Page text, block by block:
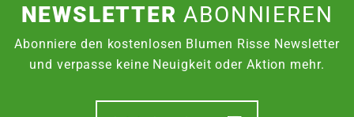
NEWSLETTERABONNIEREN
Abonniere den kostenlosen Blumen Risse Newsletter
und verpasse keine Neuigkeit oder Aktion mehr.